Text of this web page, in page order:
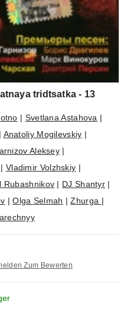
tridtsatka - 13
| Svetlana Astahova |
| Anatoliy Mogilevskiy |
Aleksey |
| Vladimir Volzhskiy |
Rubashnikov | DJ Shantyr |
|Olga Selmah |Zhurga |
Zum Bewerten